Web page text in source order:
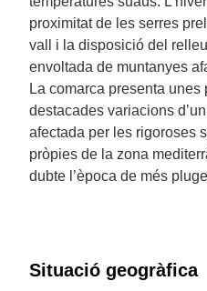
proximitat de les serres
vall i la disposició del
envoltada de muntanyes
La comarca presenta
destacades variacions
afectada per les rigoroses
pròpies de la zona
dubte l’època de més
Situació geogràfica